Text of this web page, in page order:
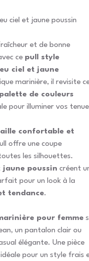
ciel et jaune poussin
et de bonne
ce pull style
ciel et jaune
marinière, il revisite
palette de couleurs
pour illuminer vos
confortable et
offre une coupe
les silhouettes.
jaune poussin créent
pour un look à la
tendance.
pour femme
un pantalon clair ou
élégante. Une pièce
pour un style frais